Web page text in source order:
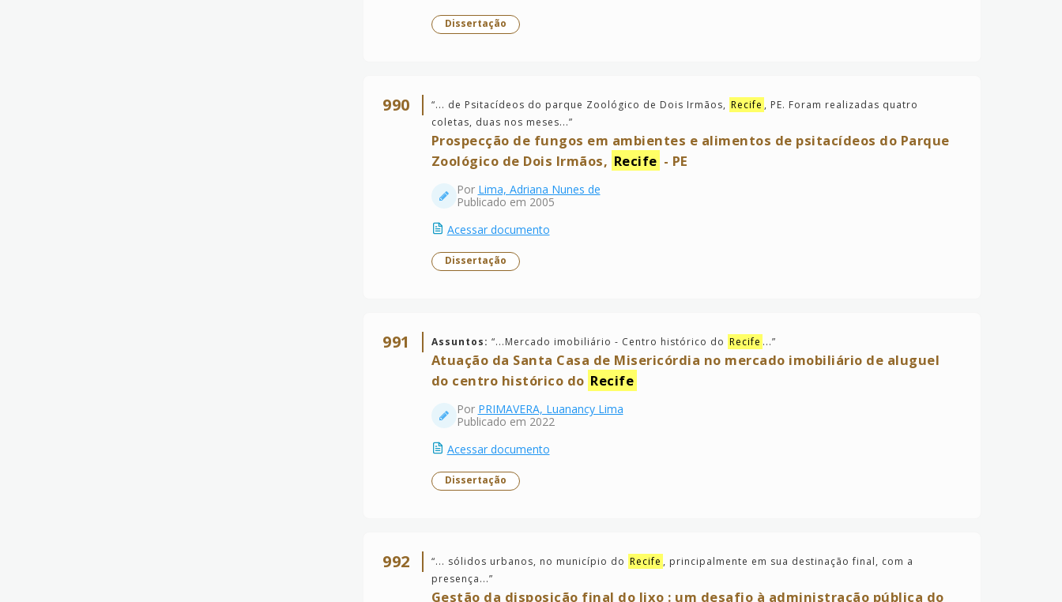
Dissertação
990 “... de Psitacídeos do parque Zoológico de Dois Irmãos, Recife , PE. Foram realizadas quatro
coletas, duas nos meses...”
Prospecção de fungos em ambientes e alimentos de psitacídeos do Parque
Zoológico de Dois Irmãos, Recife - PE
Por Lima, Adriana Nunes de
Publicado em 2005
Acessar documento
Dissertação
991 Assuntos: “...Mercado imobiliário - Centro histórico do Recife ...”
Atuação da Santa Casa de Misericórdia no mercado imobiliário de aluguel
do centro histórico do Recife
Por PRIMAVERA, Luanancy Lima
Publicado em 2022
Acessar documento
Dissertação
992 “... sólidos urbanos, no município do Recife , principalmente em sua destinação final, com a
presença...”
Gestão da disposição final do lixo : um desafio à administração pública do